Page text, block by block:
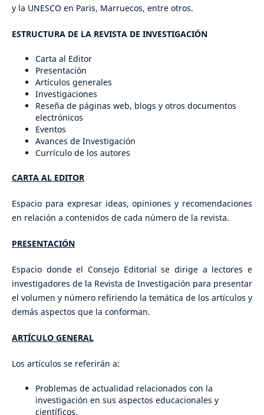
y la UNESCO en Paris, Marruecos, entre otros.
ESTRUCTURA DE LA REVISTA DE INVESTIGACIÓN
Carta al Editor
Presentación
Artículos generales
Investigaciones
Reseña de páginas web, blogs y otros documentos
electrónicos
Eventos
Avances de Investigación
Currículo de los autores
CARTA AL EDITOR
Espacio para expresar ideas, opiniones y recomendaciones
en relación a contenidos de cada número de la revista.
PRESENTACIÓN
Espacio donde el Consejo Editorial se dirige a lectores e
investigadores de la Revista de Investigación para presentar
el volumen y número refiriendo la temática de los artículos y
demás aspectos que la conforman.
ARTÍCULO GENERAL
Los artículos se referirán a:
Problemas de actualidad relacionados con la
investigación en sus aspectos educacionales y
científicos.